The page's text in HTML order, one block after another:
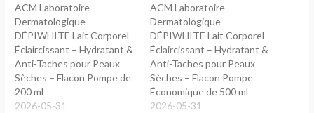
ACM Laboratoire
Dermatologique
DÉPIWHITE Lait Corporel
Éclaircissant – Hydratant &
Anti-Taches pour Peaux
Sèches – Flacon Pompe de
200 ml
2026-05-31
ACM Laboratoire
Dermatologique
DÉPIWHITE Lait Corporel
Éclaircissant – Hydratant &
Anti-Taches pour Peaux
Sèches – Flacon Pompe
Économique de 500 ml
2026-05-31